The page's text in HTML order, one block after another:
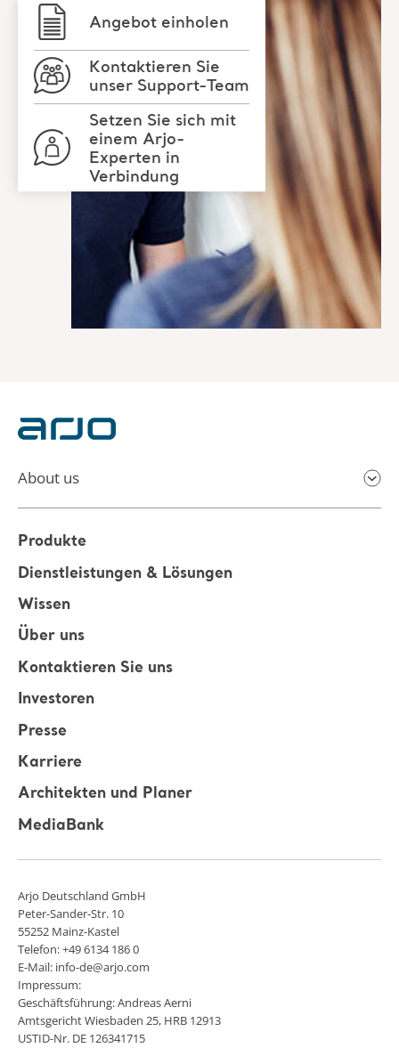
Angebot einholen
Kontaktieren Sie
unser Support-Team
Setzen Sie sich mit
einem Arjo-
Experten in
Verbindung
About us
Produkte
Dienstleistungen & Lösungen
Wissen
Über uns
Kontaktieren Sie uns
Investoren
Presse
Karriere
Architekten und Planer
MediaBank
Arjo Deutschland GmbH
Peter-Sander-Str. 10
55252 Mainz-Kastel
Telefon: +49 6134 186 0
E-Mail: info-de@arjo.com
Impressum:
Geschäftsführung: Andreas Aerni
Amtsgericht Wiesbaden 25, HRB 12913
USTID-Nr. DE 126341715